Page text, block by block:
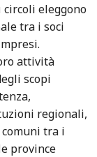
eleggono
tra i soci
attività
scopi
regionali,
tra i
province